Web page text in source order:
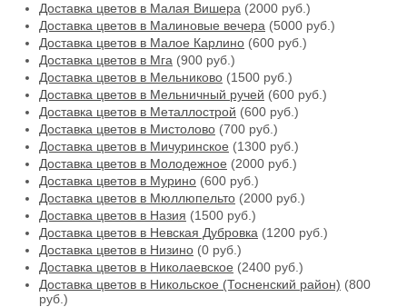
Доставка цветов в Малая Вишера (2000 руб.)
Доставка цветов в Малиновые вечера (5000 руб.)
Доставка цветов в Малое Карлино (600 руб.)
Доставка цветов в Мга (900 руб.)
Доставка цветов в Мельниково (1500 руб.)
Доставка цветов в Мельничный ручей (600 руб.)
Доставка цветов в Металлострой (600 руб.)
Доставка цветов в Мистолово (700 руб.)
Доставка цветов в Мичуринское (1300 руб.)
Доставка цветов в Молодежное (2000 руб.)
Доставка цветов в Мурино (600 руб.)
Доставка цветов в Мюллюпельто (2000 руб.)
Доставка цветов в Назия (1500 руб.)
Доставка цветов в Невская Дубровка (1200 руб.)
Доставка цветов в Низино (0 руб.)
Доставка цветов в Николаевское (2400 руб.)
Доставка цветов в Никольское (Тосненский район) (800
руб.)